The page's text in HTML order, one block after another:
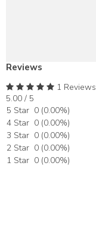
Reviews
1 Reviews
5.00 / 5
5 Star 0 (0.00%)
4 Star 0 (0.00%)
3 Star 0 (0.00%)
2 Star 0 (0.00%)
1 Star 0 (0.00%)